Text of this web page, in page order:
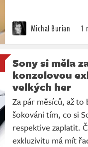
Michal Burian 1
Sony si měla
konzolovou
velkých her
Za pár měsíců, až
šokováni tím, co si
respektive zaplatit.
exkluzivitu má mít